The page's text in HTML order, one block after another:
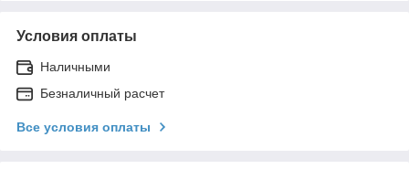
Условия оплаты
Наличными
Безналичный расчет
Все условия оплаты